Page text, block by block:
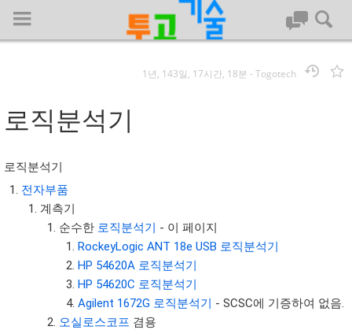
대문
회사명 :
투고기술
| 대표 : 김명기 | 사업자번호 : 142-08-78939
전화 : 031-8065-5299 | 주소 : (16954)) 경기도 용인시 기흥구 흥덕1
로 13, B동(complex동) 1213호(영덕동,흥덕IT밸리)
COPYRIGHT (C) 투고기술 ALL RIGHTS RESEVED
투고기술 위키 저작권
1년, 143일, 17시간, 18분 -Togotech
로직분석기
로직분석기
전자부품
계측기
순수한 로직분석기 - 이 페이지
RockeyLogic ANT 18e USB 로직분석기
HP 54620A 로직분석기
HP 54620C 로직분석기
Agilent 1672G 로직분석기 - SCSC에 기증하여 없음.
오실로스코프 겸용